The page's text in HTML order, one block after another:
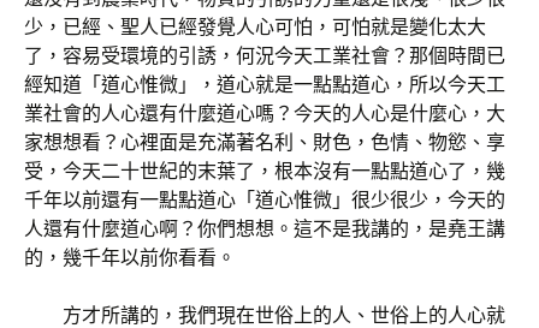
少，已經、聖人已經發覺人心可怕，可怕就是變化太大
了，容易受環境的引誘，何況今天工業社會？那個時間已
經知道「道心惟微」，道心就是一點點道心，所以今天工
業社會的人心還有什麼道心嗎？今天的人心是什麼心，大
家想想看？心裡面是充滿著名利、財色，色情、物慾、享
受，今天二十世紀的末葉了，根本沒有一點點道心了，幾
千年以前還有一點點道心「道心惟微」很少很少，今天的
人還有什麼道心啊？你們想想。這不是我講的，是堯王講
的，幾千年以前你看看。
方才所講的，我們現在世俗上的人、世俗上的人心就